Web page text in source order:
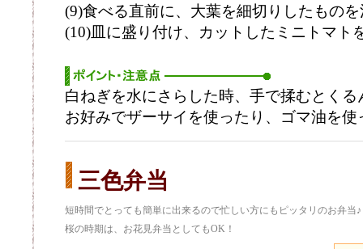
(9)食べる直前に、大葉を細切りしたもの
(10)皿に盛り付け、カットしたミニトマト
白ねぎを水にさらした時、手で揉むとくる
お好みでザーサイを使ったり、ゴマ油を
三色弁当
短時間でとっても簡単に出来るので忙しい方にもピッタリのお弁当♪
桜の時期は、お花見弁当としてもOK！